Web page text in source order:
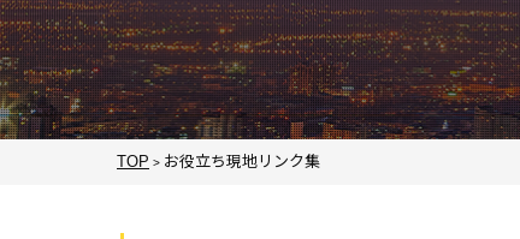
TOP > お役立ち現地リンク集